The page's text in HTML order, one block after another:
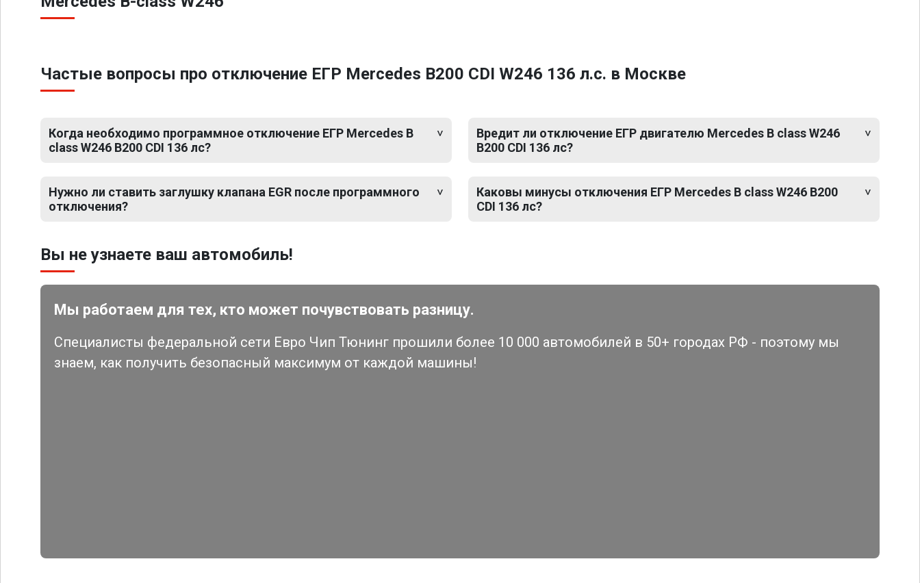
Частые вопросы про отключение ЕГР Mercedes B200 CDI W246 136 л.с. в Москве
Когда необходимо программное отключение ЕГР Mercedes B
class W246 B200 CDI 136 лс?
Нужно ли ставить заглушку клапана EGR после программного
отключения?
Вредит ли отключение ЕГР двигателю Mercedes B class W246
B200 CDI 136 лс?
Каковы минусы отключения ЕГР Mercedes B class W246 B200
CDI 136 лс?
Вы не узнаете ваш автомобиль!
Мы работаем для тех, кто может почувствовать разницу.
Специалисты федеральной сети Евро Чип Тюнинг прошили более 10 000 автомобилей в 50+ городах РФ - поэтому мы
знаем, как получить безопасный максимум от каждой машины!